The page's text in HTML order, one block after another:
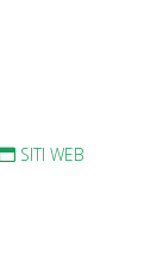
SITI WEB